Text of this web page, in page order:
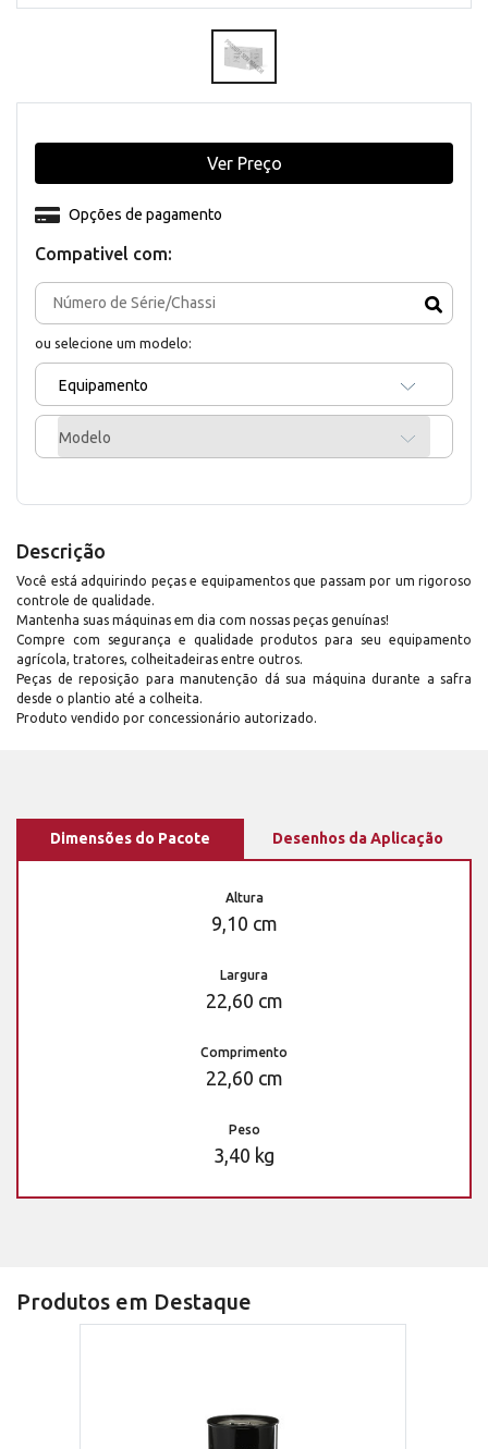
Compativel com:
ou selecione um modelo:
Equipamento
Modelo
Opções de pagamento
Ver Preço
Descrição
Você está adquirindo peças e equipamentos que passam por um rigoroso
controle de qualidade.
Mantenha suas máquinas em dia com nossas peças genuínas!
Compre com segurança e qualidade produtos para seu equipamento
agrícola, tratores, colheitadeiras entre outros.
Peças de reposição para manutenção dá sua máquina durante a safra
desde o plantio até a colheita.
Produto vendido por concessionário autorizado.
Dimensões do Pacote Desenhos da Aplicação
Altura
9,10 cm
Largura
22,60 cm
Comprimento
22,60 cm
Peso
3,40 kg
Produtos em Destaque